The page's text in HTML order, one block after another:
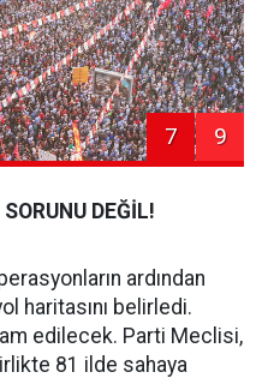
7 9
DEĞİL!
ardından
haritasını belirledi.
edilecek. Parti Meclisi,
81 ilde sahaya